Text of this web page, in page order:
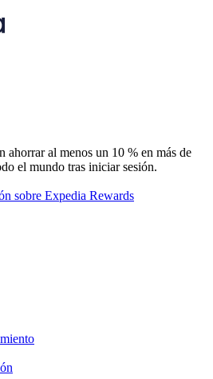
ahorrar al menos un 10 % en más de
el mundo tras iniciar sesión.
sobre Expedia Rewards